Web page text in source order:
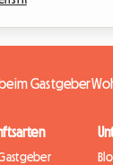
Gastgeber